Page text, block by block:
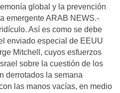
global y la prevención
emergente ARAB NEWS.-
Así es como se debe
enviado especial de EEUU
Mitchell, cuyos esfuerzos
sobre la cuestión de los
derrotados la semana
las manos vacías, en medio